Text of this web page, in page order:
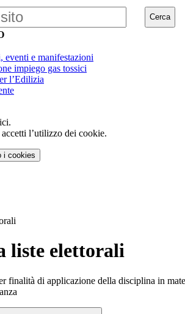
Cerca
eventi e manifestazioni
impiego gas tossici
l’Edilizia
l’utilizzo dei cookie.
i cookies
liste elettorali
finalità di applicazione della disciplina in